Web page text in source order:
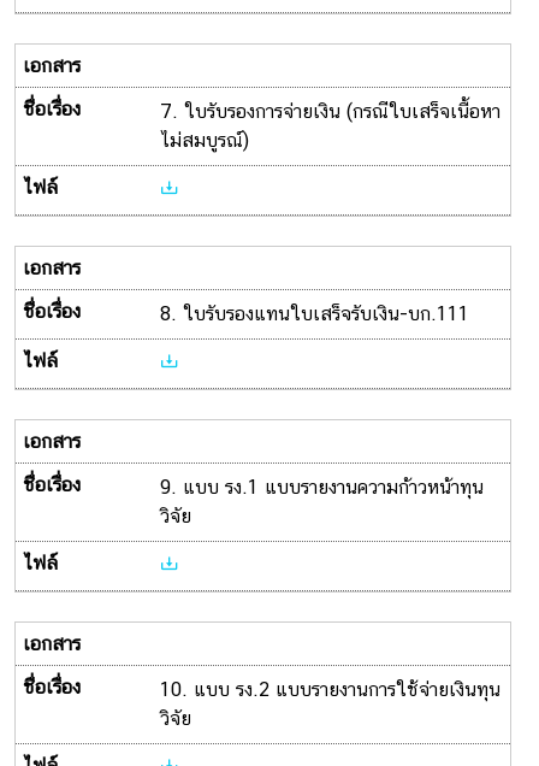
7. ใบรับรองการจ่ายเงิน (กรณีใบเสร็จเนื้อหา
ไม่สมบูรณ์)
8. ใบรับรองแทนใบเสร็จรับเงิน-บก.111
9. แบบ รง.1 แบบรายงานความก้าวหน้าทุน
วิจัย
10. แบบ รง.2 แบบรายงานการใช้จ่ายเงินทุน
วิจัย